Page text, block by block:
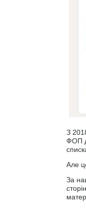
З
ФОП
Але
За